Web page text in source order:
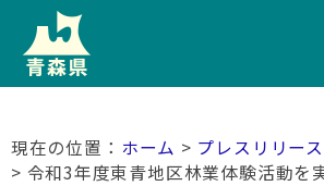
ホーム > プレスリリース
> 令和3年度東青地区林業体験活動を